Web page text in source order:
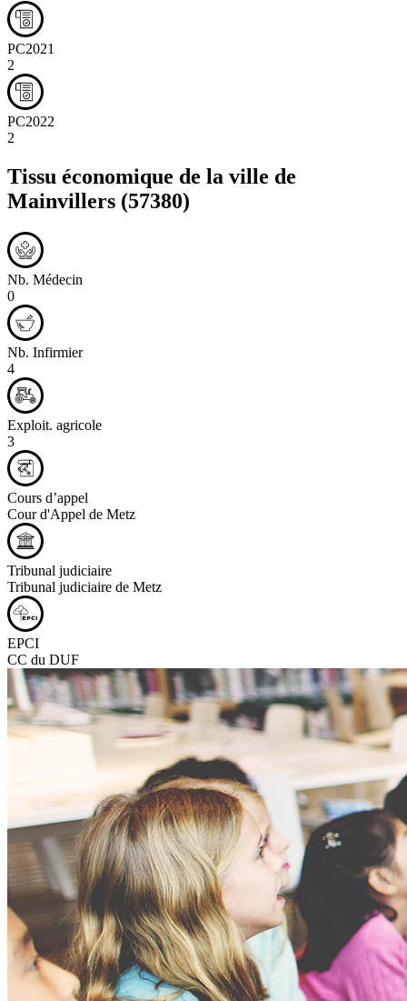
PC2021
2
PC2022
2
Tissu économique de la ville de
Mainvillers (57380)
Nb. Médecin
0
Nb. Infirmier
4
Exploit. agricole
3
Cours d’appel
Cour d'Appel de Metz
Tribunal judiciaire
Tribunal judiciaire de Metz
EPCI
CC du DUF